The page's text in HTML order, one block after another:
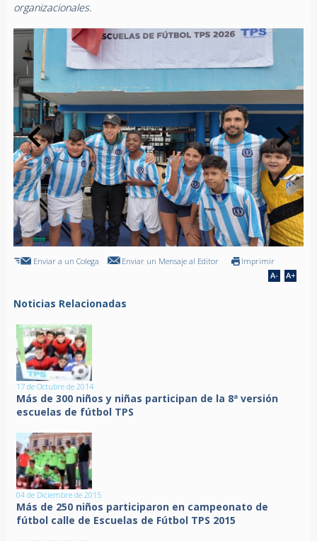
organizacionales.
Enviar a un Colega Enviar un Mensaje al Editor Imprimir
Noticias Relacionadas
17 de Octubre de 2014
Más de 300 niños y niñas participan de la 8ª versión
escuelas de fútbol TPS
04 de Diciembre de 2015
Más de 250 niños participaron en campeonato de
fútbol calle de Escuelas de Fútbol TPS 2015